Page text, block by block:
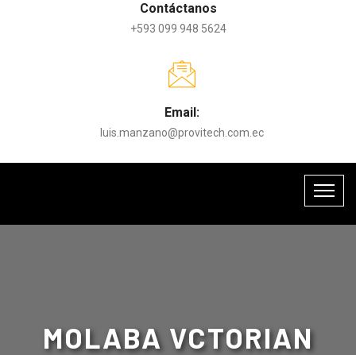
Contáctanos
+593 099 948 5624
Email:
luis.manzano@provitech.com.ec
MOLABA VCTORIAN